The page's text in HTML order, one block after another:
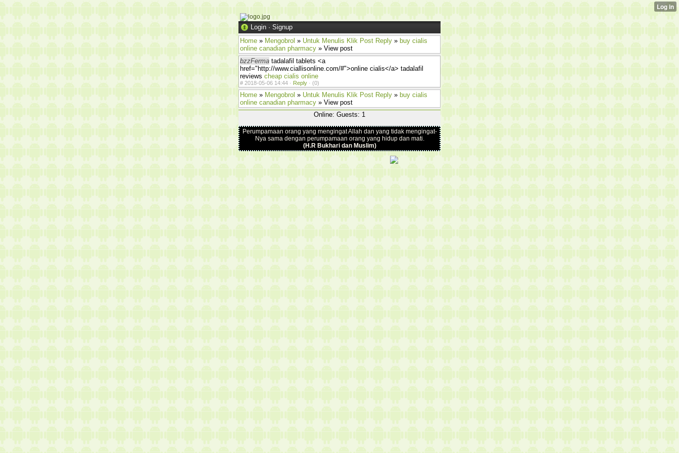
Login · Signup
Home » Mengobrol » Untuk Menulis Klik Post Reply » buy cialis
online canadian pharmacy » View post
bzzFerma tadalafil tablets <a
href="http://www.ciallisonline.com/#">online cialis</a> tadalafil
reviews cheap cialis online
# 2018-05-06 14:44 · Reply · (0)
Home » Mengobrol » Untuk Menulis Klik Post Reply » buy cialis
online canadian pharmacy » View post
Online: Guests: 1
Perumpamaan orang yang mengingat Allah dan yang tidak mengingat-
Nya sama dengan perumpamaan orang yang hidup dan mati.
(H.R Bukhari dan Muslim)